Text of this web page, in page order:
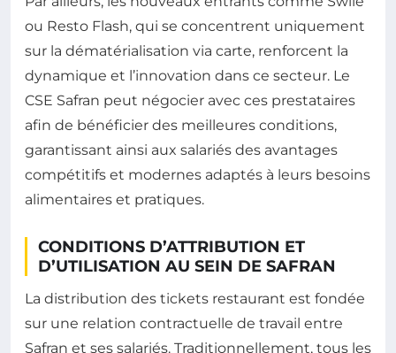
ou Resto Flash, qui se concentrent uniquement
sur la dématérialisation via carte, renforcent la
dynamique et l’innovation dans ce secteur. Le
CSE Safran peut négocier avec ces prestataires
afin de bénéficier des meilleures conditions,
garantissant ainsi aux salariés des avantages
compétitifs et modernes adaptés à leurs besoins
alimentaires et pratiques.
CONDITIONS D’ATTRIBUTION ET
D’UTILISATION AU SEIN DE SAFRAN
La distribution des tickets restaurant est fondée
sur une relation contractuelle de travail entre
Safran et ses salariés. Traditionnellement, tous les